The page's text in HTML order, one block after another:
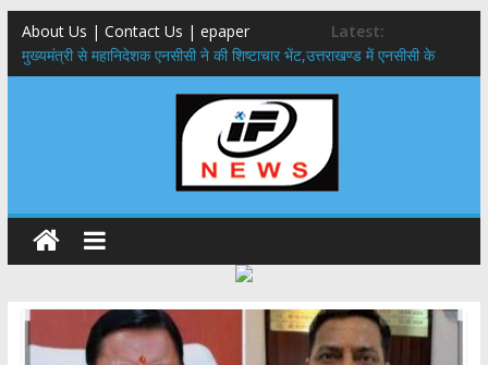
About Us | Contact Us | epaper
Latest:
मुख्यमंत्री से महानिदेशक एनसीसी ने की शिष्टाचार भेंट,उत्तराखण्ड में एनसीसी के
विस्तार एवं आधुनिक आधारभूत संरचना के विकास पर हुई महत्वपूर्ण चर्चा
​धामी कैबिनेट का बड़ा फैसला: पशुपालकों को 60% तक सब्सिडी, गंगा एक्सप्रेसवे का
​हरिद्वार से वीरभद्र (ऋषिकेश) तक निकली BJYM की भव्य कांवड़ यात्रा; तेजस्वी
सूर्या ने की देश व प्रदेशवासियों के कल्याण की कामना
24×7 अलर्ट मोड में रहें अधिकारी-मुख्य सचिव मानसून-एसईओसी से मुख्य सचिव ने
की विस्तृत समीक्षा कहा-बंद सड़कों को शीघ्र खोला जाए, लोगों को न हो दिक्कत
459 करोड़ से एचएनबी गढ़वाल विश्वविद्यालय में अनुसंधान संरचना होगी सुदृढ,उच्च
शिक्षा मंत्री धन सिंह रावत ने नवनियुक्त केन्द्रीय शिक्षा मंत्री से की मुलाकात